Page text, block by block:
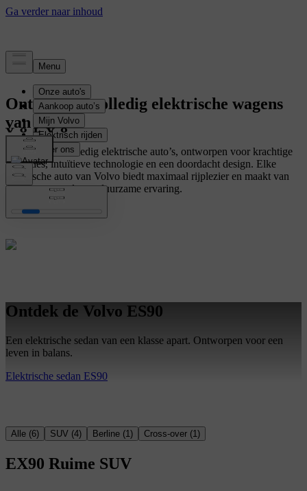
Ontdek alle volledig elektrische wagens
van Volvo
Ontdek onze volledig elektrische auto’s, ontworpen voor krachtige
prestaties, intuïtieve technologie en een doordacht design. Elke
elektrische auto van Volvo biedt maximaal rijplezier en maakt van
elke rit een moderne, duurzame ervaring.
Ontdek de Volvo ES90
Een elektrische sedan van een klasse apart. Ontworpen voor een
leven in balans.
Elektrische sedan ES90
Alle (6) SUV (4) Berline (1) Cross-over (1)
EX90 Ruime SUV